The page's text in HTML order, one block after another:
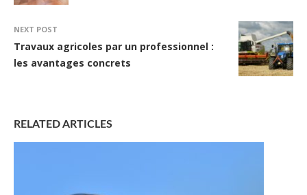
NEXT POST
Travaux agricoles par un professionnel :
les avantages concrets
RELATED ARTICLES